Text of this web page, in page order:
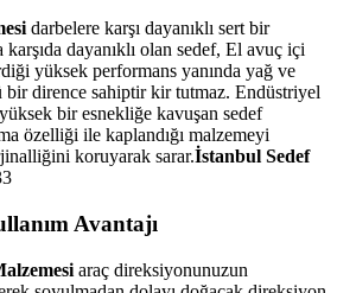
darbelere karşı dayanıklı sert bir
dayanıklı olan sedef, El avuç içi
yüksek performans yanında yağ ve
bir dirence sahiptir kir tutmaz. Endüstriyel
bir esnekliğe kavuşan sedef
özelliği ile kaplandığı malzemeyi
koruyarak sarar.İstanbul Sedef
Avantajı
araç direksiyonunuzun